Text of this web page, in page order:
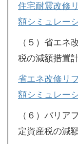
住宅耐震改修
額シミュレー
（５）省エネ
税の減額措置
省エネ改修リ
額シミュレー
（６）バリア
定資産税の減